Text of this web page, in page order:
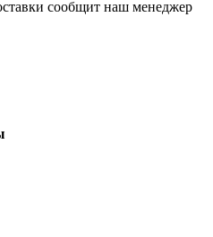
сообщит наш менеджер